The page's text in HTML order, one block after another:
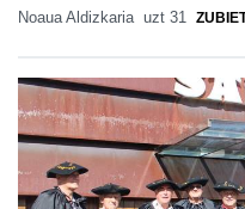
Noaua Aldizkaria uzt 31